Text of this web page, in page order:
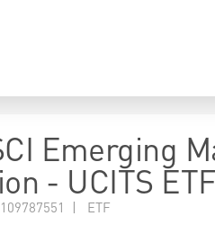
Emerging
- UCITS
| ETF